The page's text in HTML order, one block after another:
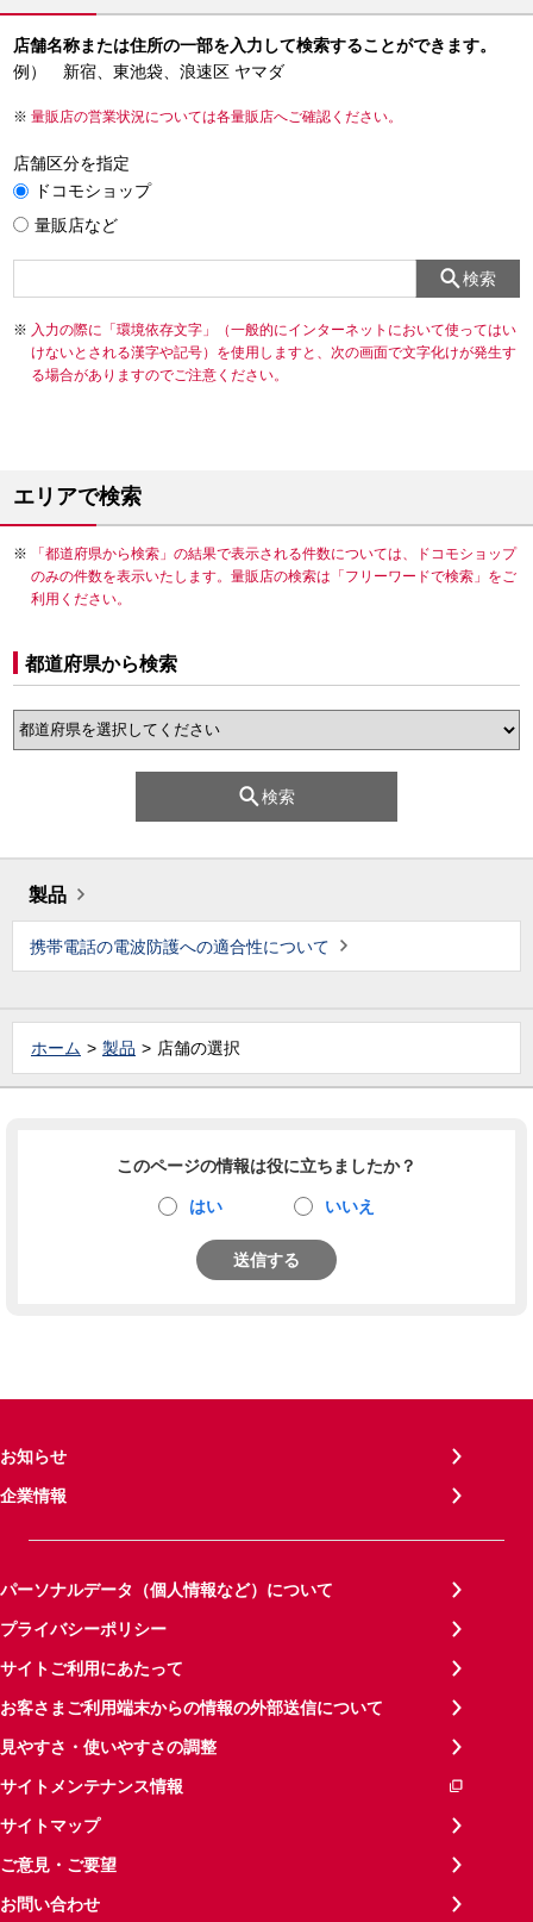
店舗名称または住所の一部を入力して検索することができます。
例） 新宿、東池袋、浪速区 ヤマダ
量販店の営業状況については各量販店へご確認ください。
店舗区分を指定
ドコモショップ
量販店など
検索
入力の際に「環境依存文字」（一般的にインターネットにおいて使ってはい
けないとされる漢字や記号）を使用しますと、次の画面で文字化けが発生す
る場合がありますのでご注意ください。
エリアで検索
「都道府県から検索」の結果で表示される件数については、ドコモショップ
のみの件数を表示いたします。量販店の検索は「フリーワードで検索」をご
利用ください。
都道府県から検索
検索
製品
携帯電話の電波防護への適合性について
ホーム 製品 店舗の選択
このページの情報は役に立ちましたか？
はい いいえ
送信する
お知らせ
企業情報
パーソナルデータ（個人情報など）について
プライバシーポリシー
サイトご利用にあたって
お客さまご利用端末からの情報の外部送信について
見やすさ・使いやすさの調整
サイトメンテナンス情報
サイトマップ
ご意見・ご要望
お問い合わせ